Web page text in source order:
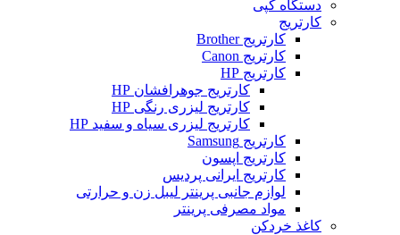
دستگاه کپی
کارتریج
کارتریج Brother
کارتریج Canon
کارتریج HP
کارتریج جوهرافشان HP
کارتریج لیزری رنگی HP
کارتریج لیزری سیاه و سفید HP
کارتریج Samsung
کارتریج اپسون
کارتریج ایرانی پردیس
لوازم جانبی پرینتر لیبل زن و حرارتی
مواد مصرفی پرینتر
کاغذ خردکن